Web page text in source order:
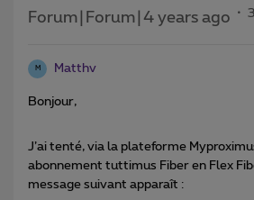
Forum|Forum|4 years ago
M Matthv
Bonjour,
J’ai tenté, via la plateforme
abonnement tuttimus Fiber en Flex
message suivant apparaît :